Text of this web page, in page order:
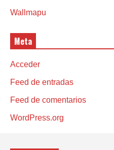
Wallmapu
Meta
Acceder
Feed de entradas
Feed de comentarios
WordPress.org